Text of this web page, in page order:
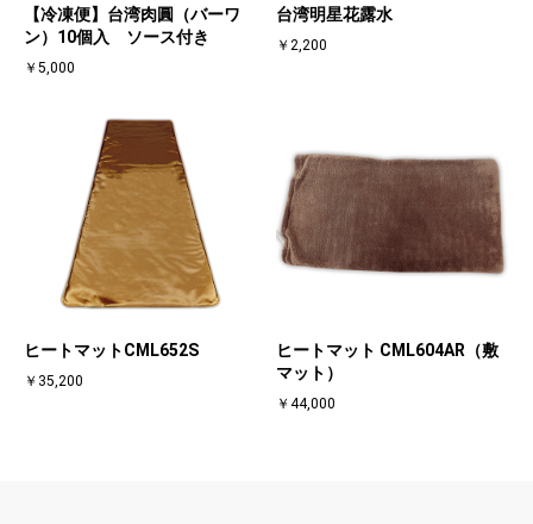
【冷凍便】台湾肉圓（バーワ
ン）10個入 ソース付き
￥5,000
台湾明星花露水
￥2,200
ヒートマットCML652S
￥35,200
ヒートマット CML604AR（敷
マット）
￥44,000